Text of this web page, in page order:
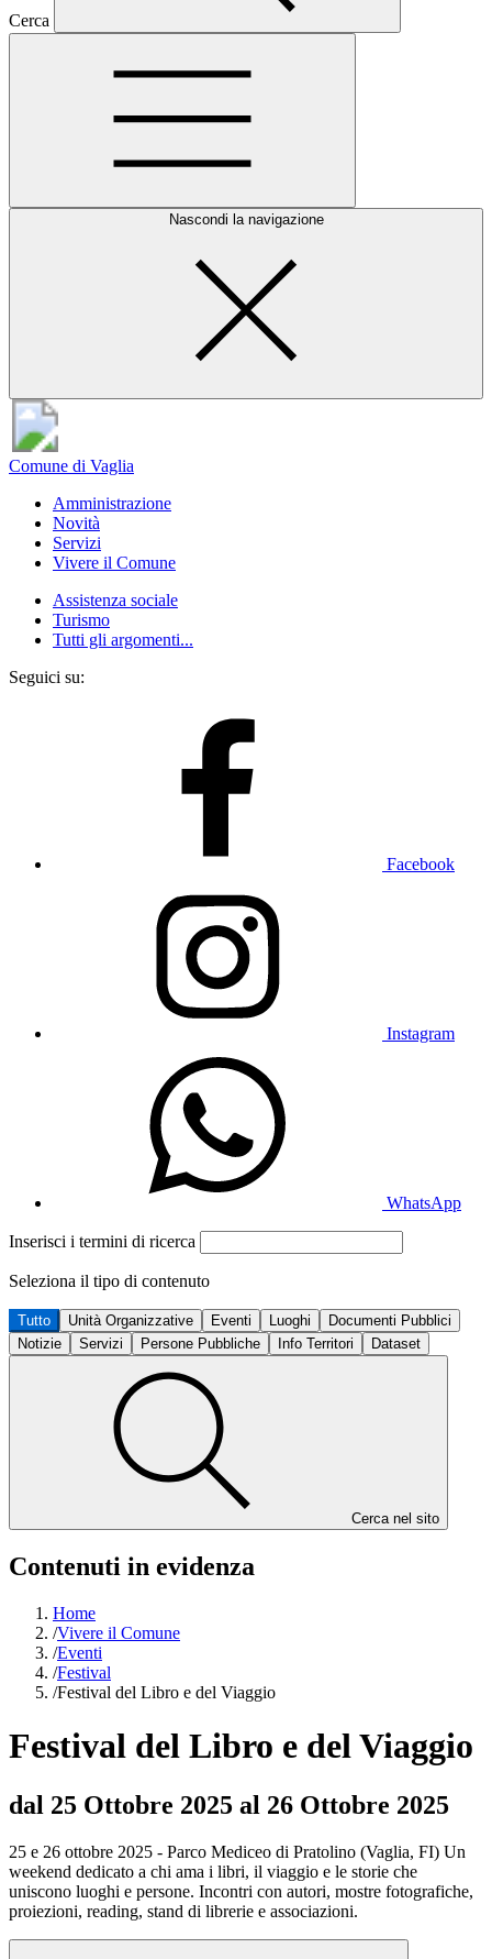
Cerca
Nascondi la navigazione
Comune di Vaglia
Amministrazione
Novità
Servizi
Vivere il Comune
Assistenza sociale
Turismo
Tutti gli argomenti...
Seguici su:
Facebook
Instagram
WhatsApp
Inserisci i termini di ricerca
Seleziona il tipo di contenuto
Tutto Unità Organizzative Eventi Luoghi
Documenti Pubblici
Notizie
Servizi Persone Pubbliche Info Territori Dataset
Cerca nel sito
Contenuti in evidenza
Home
/Vivere il Comune
/Eventi
/Festival
/Festival del Libro e del Viaggio
Festival del Libro e del Viaggio
dal 25 Ottobre 2025 al 26 Ottobre 2025
25 e 26 ottobre 2025 - Parco Mediceo di Pratolino (Vaglia, FI) Un
weekend dedicato a chi ama i libri, il viaggio e le storie che
uniscono luoghi e persone. Incontri con autori, mostre fotografiche,
proiezioni, reading, stand di librerie e associazioni.